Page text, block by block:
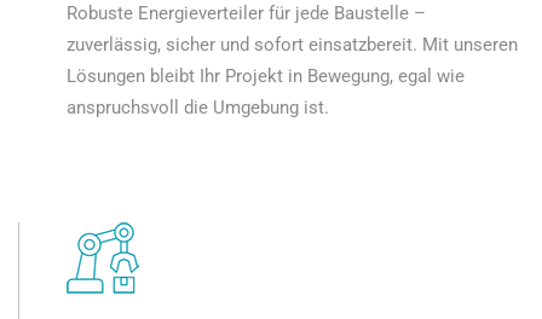
Robuste Energieverteiler für jede Baustelle –
zuverlässig, sicher und sofort einsatzbereit. Mit unseren
Lösungen bleibt Ihr Projekt in Bewegung, egal wie
anspruchsvoll die Umgebung ist.